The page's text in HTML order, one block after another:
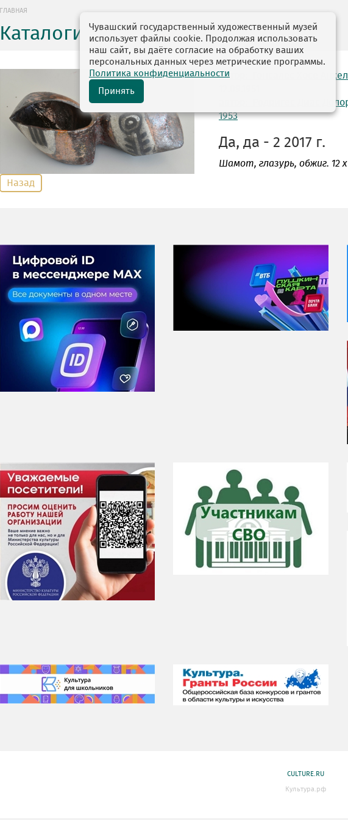
ГЛАВНАЯ
Каталоги выставок
автор: Гонсалес Хосе
автор: Родригес Диас
1953
Да, да - 2 2017 г.
Шамот, глазурь, обжиг. 12 х
Назад
CULTURE.RU
Культура.рф
Чувашский государственный художественный музей
использует файлы cookie. Продолжая использовать
наш сайт, вы даёте согласие на обработку ваших
персональных данных через метрические программы.
Политика конфиденциальности
Принять